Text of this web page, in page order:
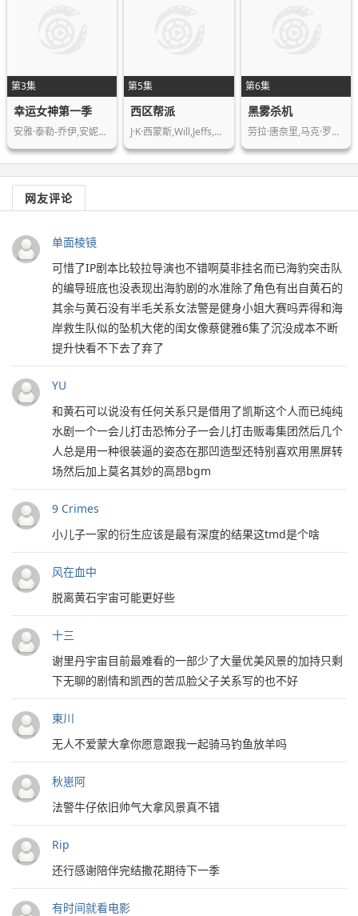
第3集
幸运女神第一季
安雅·泰勒-乔伊,安妮特·贝宁,蒂莫西…
第5集
西区帮派
J·K·西蒙斯,Will,Jeffs,罗恩·米德…
第6集
黑雾杀机
劳拉·唐奈里,马克·罗利,埃蒙·埃利奥…
网友评论
单面棱镜
可惜了IP剧本比较拉导演也不错啊莫非挂名而已海豹突击队
的编导班底也没表现出海豹剧的水准除了角色有出自黄石的
其余与黄石没有半毛关系女法警是健身小姐大赛吗弄得和海
岸救生队似的坠机大佬的闺女像蔡健雅6集了沉没成本不断
提升快看不下去了弃了
YU
和黄石可以说没有任何关系只是借用了凯斯这个人而已纯纯
水剧一个一会儿打击恐怖分子一会儿打击贩毒集团然后几个
人总是用一种很装逼的姿态在那凹造型还特别喜欢用黑屏转
场然后加上莫名其妙的高昂bgm
9 Crimes
小儿子一家的衍生应该是最有深度的结果这tmd是个啥
风在血中
脱离黄石宇宙可能更好些
十三
谢里丹宇宙目前最难看的一部少了大量优美风景的加持只剩
下无聊的剧情和凯西的苦瓜脸父子关系写的也不好
東川
无人不爱蒙大拿你愿意跟我一起骑马钓鱼放羊吗
秋崽阿
法警牛仔依旧帅气大拿风景真不错
Rip
还行感谢陪伴完结撒花期待下一季
有时间就看电影